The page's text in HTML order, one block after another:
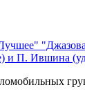
и П. Ившина